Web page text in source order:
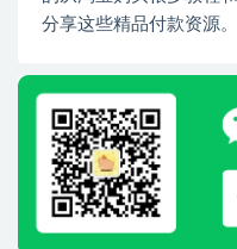
分享这些精品付款资源。